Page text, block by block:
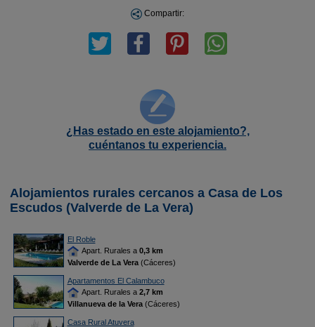
Compartir:
¿Has estado en este alojamiento?,
cuéntanos tu experiencia.
Alojamientos rurales cercanos a Casa de Los
Escudos (Valverde de La Vera)
El Roble
Apart. Rurales a 0,3 km
Valverde de La Vera(Cáceres)
Apartamentos El Calambuco
Apart. Rurales a 2,7 km
Villanueva de la Vera(Cáceres)
Casa Rural Atuvera